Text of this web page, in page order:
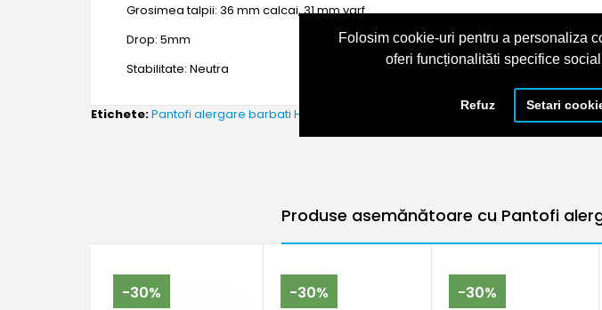
Folosim cookie-uri pentru a personaliza
oferi funcționalităti specifice
Refuz Setari
Grosimea talpii: 36 mm calcai, 31 mm varf
Drop: 5mm
Stabilitate: Neutra
Etichete:Pantofi alergare barbati Hoka Rincon 4 MLNG FW'25 1155130-MLNG,Pantofi
Produse asemănătoare cu Pantofi
-30% -30% -30%